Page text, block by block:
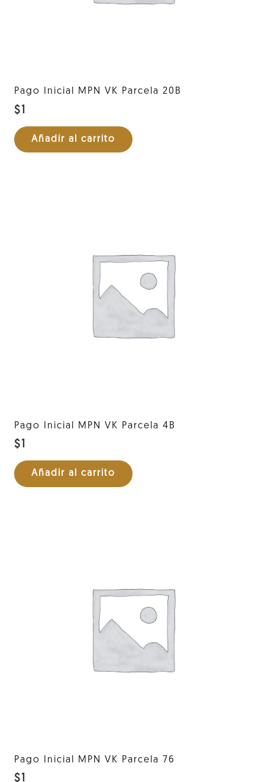
Pago Inicial MPN VK Parcela 20B
$1
Añadir al carrito
Pago Inicial MPN VK Parcela 4B
$1
Añadir al carrito
Pago Inicial MPN VK Parcela 76
$ 1